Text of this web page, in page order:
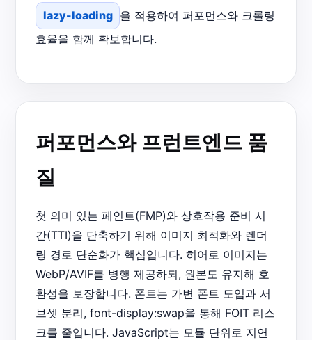
lazy-loading 을 적용하여 퍼포먼스와 크롤링
효율을 함께 확보합니다.
퍼포먼스와 프런트엔드 품
질
첫 의미 있는 페인트(FMP)와 상호작용 준비 시
간(TTI)을 단축하기 위해 이미지 최적화와 렌더
링 경로 단순화가 핵심입니다. 히어로 이미지는
WebP/AVIF를 병행 제공하되, 원본도 유지해 호
환성을 보장합니다. 폰트는 가변 폰트 도입과 서
브셋 분리, font-display:swap을 통해 FOIT 리스
크를 줄입니다. JavaScript는 모듈 단위로 지연